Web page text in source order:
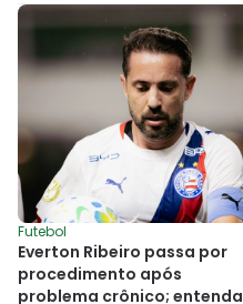
Futebol
Everton Ribeiro passa por
procedimento após
problema crônico; entenda